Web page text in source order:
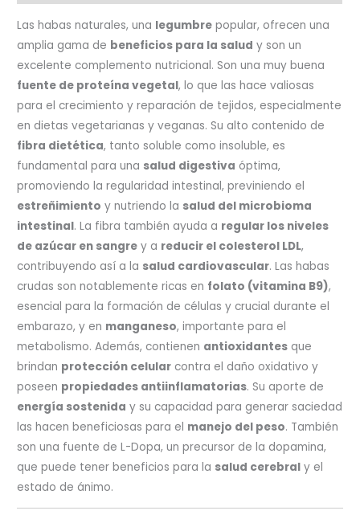
Las habas naturales, una legumbre popular, ofrecen una
amplia gama de beneficios para la salud y son un
excelente complemento nutricional. Son una muy buena
fuente de proteína vegetal, lo que las hace valiosas
para el crecimiento y reparación de tejidos, especialmente
en dietas vegetarianas y veganas. Su alto contenido de
fibra dietética, tanto soluble como insoluble, es
fundamental para una salud digestiva óptima,
promoviendo la regularidad intestinal, previniendo el
estreñimiento y nutriendo la salud del microbioma
intestinal. La fibra también ayuda a regular los niveles
de azúcar en sangre y a reducir el colesterol LDL,
contribuyendo así a la salud cardiovascular. Las habas
crudas son notablemente ricas en folato (vitamina B9),
esencial para la formación de células y crucial durante el
embarazo, y en manganeso, importante para el
metabolismo. Además, contienen antioxidantes que
brindan protección celular contra el daño oxidativo y
poseen propiedades antiinflamatorias. Su aporte de
energía sostenida y su capacidad para generar saciedad
las hacen beneficiosas para el manejo del peso. También
son una fuente de L-Dopa, un precursor de la dopamina,
que puede tener beneficios para la salud cerebral y el
estado de ánimo.